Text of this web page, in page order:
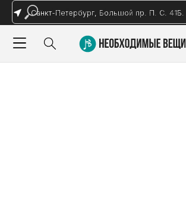
Санкт-Петербург, Большой пр. П. С. 41Б.